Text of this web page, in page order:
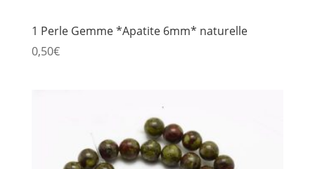
1 Perle Gemme *Apatite 6mm* naturelle
0,50€